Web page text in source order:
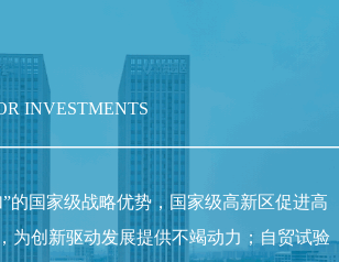
INVESTMENTS
的国家级战略优势，国家级高新区促进高
为创新驱动发展提供不竭动力；自贸试验